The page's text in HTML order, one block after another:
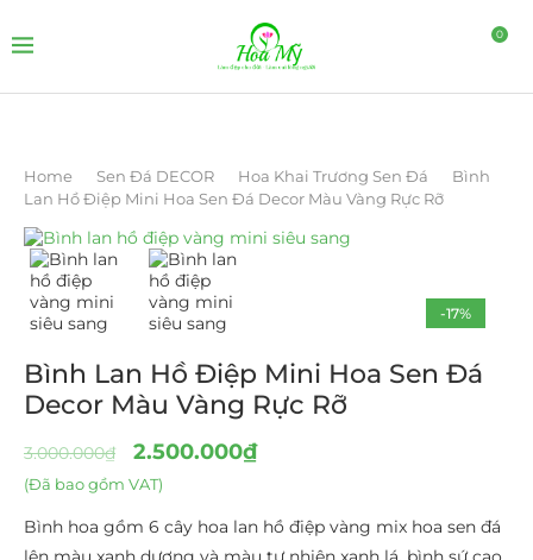
0
Home Sen Đá DECOR Hoa Khai Trương Sen Đá
Bình
Lan Hồ Điệp Mini Hoa Sen Đá Decor Màu Vàng Rực Rỡ
-17%
Bình Lan Hồ Điệp Mini Hoa Sen Đá
Decor Màu Vàng Rực Rỡ
3.000.000₫ 2.500.000₫
(Đã bao gồm VAT)
Bình hoa gồm 6 cây hoa lan hồ điệp vàng mix hoa sen đá